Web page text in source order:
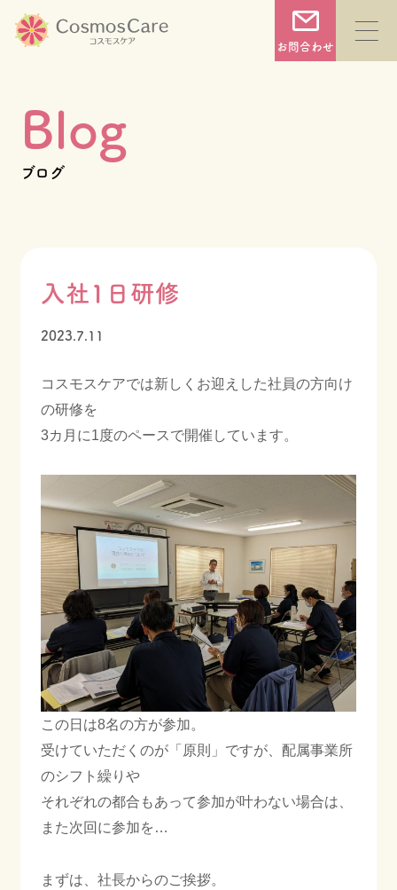
お問合わせ
サービス一覧
施設一覧
採用情報
お知らせ ブログ
022-347-3811
月〜金 8:30〜17:30
ご相談・お問合わせ
Blog
ブログ
入社1日研修
2023.7.11
コスモスケアでは新しくお迎えした社員の方向け
の研修を
3カ月に1度のペースで開催しています。
この日は8名の方が参加。
受けていただくのが「原則」ですが、配属事業所
のシフト繰りや
それぞれの都合もあって参加が叶わない場合は、
また次回に参加を…
まずは、社長からのご挨拶。